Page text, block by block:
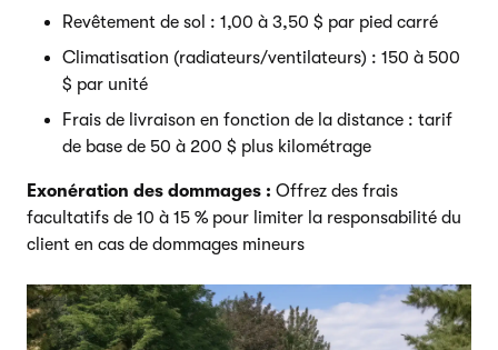
Revêtement de sol : 1,00 à 3,50 $ par pied carré
Climatisation (radiateurs/ventilateurs) : 150 à 500
$ par unité
Frais de livraison en fonction de la distance : tarif
de base de 50 à 200 $ plus kilométrage
Exonération des dommages : Offrez des frais
facultatifs de 10 à 15 % pour limiter la responsabilité du
client en cas de dommages mineurs